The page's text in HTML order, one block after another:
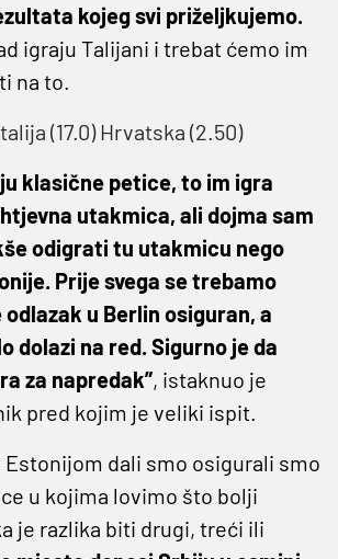
kojeg svi priželjkujemo.
igraju Talijani i trebat ćemo im
na to.
(17.0) Hrvatska (2.50)
klasične petice, to im igra
utakmica, ali dojma sam
odigrati tu utakmicu nego
Prije svega se trebamo
u Berlin osiguran, a
dolazi na red. Sigurno je da
za napredak”, istaknuo je
pred kojim je veliki ispit.
Estonijom dali smo osigurali smo
u kojima lovimo što bolji
je razlika biti drugi, treći ili